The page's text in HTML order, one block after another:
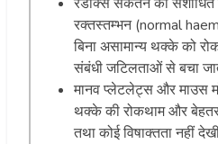
रक्तस्तम्भन (normal
बिना असामान्य थक्के को
संबंधी जटिलताओं से बचा
मानव प्लेटलेट्स और माउस
थक्के की रोकथाम और
तथा कोई विषाक्तता नहीं